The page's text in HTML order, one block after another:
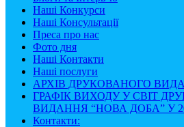
Наші Конкурси
Наші Консультації
Преса про нас
Фото дня
Наші Контакти
Наші послуги
АРХІВ ДРУКОВАНОГО
ГРАФІК ВИХОДУ У СВІТ
ВИДАННЯ “НОВА ДОБА” У
Контакти: